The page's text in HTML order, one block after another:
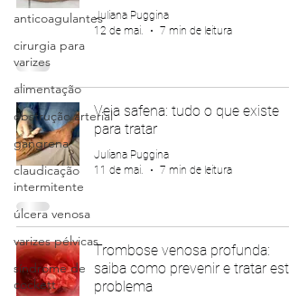
anticoagulantes
cirurgia para
varizes
alimentação
obstrução arterial
gangrena
claudicação
intermitente
úlcera venosa
varizes pélvicas
síndrome de
cockett
Juliana Puggina
12 de mai.
7 min de leitura
Veia safena: tudo o que existe
para tratar
Juliana Puggina
11 de mai.
7 min de leitura
Trombose venosa profunda:
saiba como prevenir e tratar este
problema